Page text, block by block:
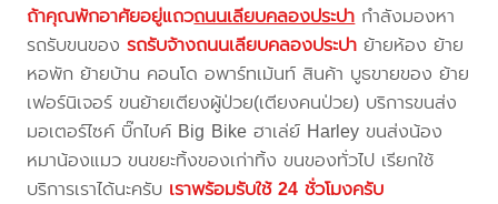
ถ้าคุณพักอาศัยอยู่แถวถนนเลียบคลองประปา กำลังมองหา
รถรับขนของรถรับจ้างถนนเลียบคลองประปา ย้ายห้อง ย้าย
หอพัก ย้ายบ้าน คอนโด อพาร์ทเม้นท์ สินค้า บูธขายของ ย้าย
เฟอร์นิเจอร์ ขนย้ายเตียงผู้ป่วย(เตียงคนป่วย) บริการขนส่ง
มอเตอร์ไซค์ บิ๊กไบค์ Big Bike ฮาเล่ย์ Harley ขนส่งน้อง
หมาน้องแมว ขนขยะทิ้งของเก่าทิ้ง ขนของทั่วไป เรียกใช้
บริการเราได้นะครับ เราพร้อมรับใช้ 24 ชั่วโมงครับ